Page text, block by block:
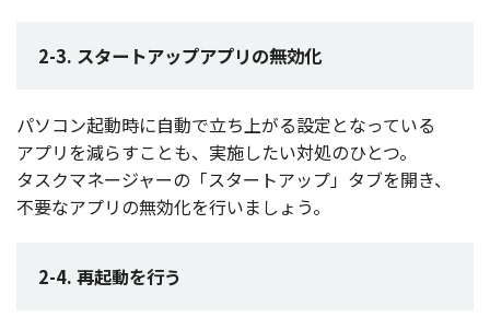
2-3. スタートアップアプリの無効化
パソコン起動時に自動で立ち上がる設定となっている
アプリを減らすことも、 実施したい対処のひとつ。
タスクマネージャーの「スタートアップ」 タブを開き、
不要なアプリの無効化を行いましょう。
2-4. 再起動を行う